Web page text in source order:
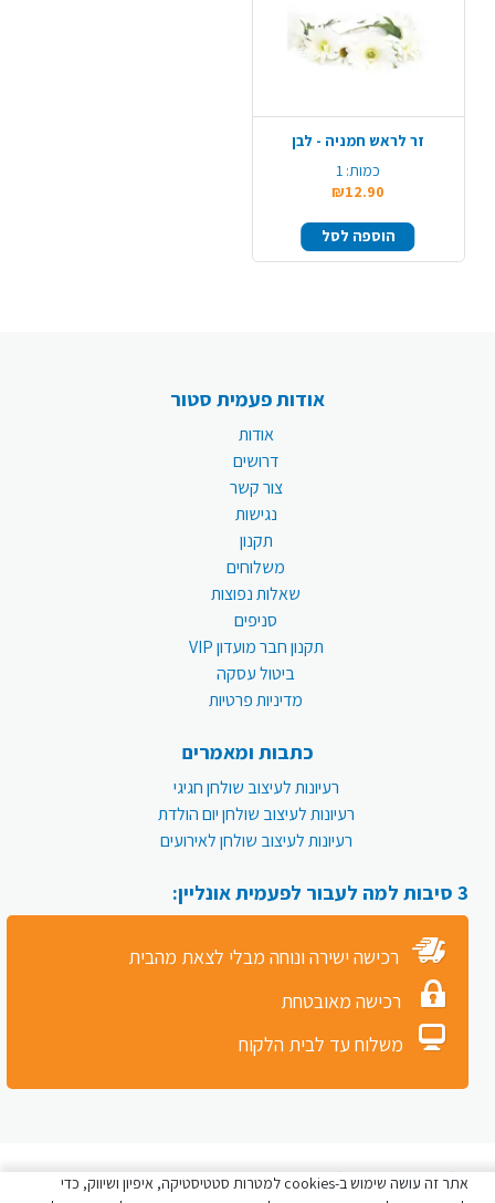
זר לראש חמניה - לבן
כמות: 1
₪12.90
הוספה לסל
אודות פעמית סטור
אודות
דרושים
צור קשר
נגישות
תקנון
משלוחים
שאלות נפוצות
סניפים
תקנון חבר מועדון VIP
ביטול עסקה
מדיניות פרטיות
כתבות ומאמרים
רעיונות לעיצוב שולחן חגיגי
רעיונות לעיצוב שולחן יום הולדת
רעיונות לעיצוב שולחן לאירועים
3 סיבות למה לעבור לפעמית אונליין:
רכישה ישירה ונוחה מבלי לצאת מהבית
רכישה מאובטחת
משלוח עד לבית הלקוח
כל הזכויות שמורות לפעמית סטור © 2026אתר זה עושה שימוש ב-cookies למטרות סטטיסטיקה, איפיון ושיווק, כדי